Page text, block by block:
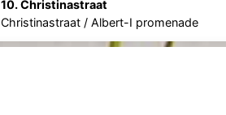
10. Christinastraat
Christinastraat / Albert-I promenade